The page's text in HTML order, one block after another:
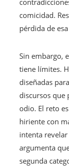
comicidad.
pérdida de
Sin embargo,
tiene límites.
diseñadas
discursos que
odio. El reto
hiriente con
intenta
argumenta
segunda